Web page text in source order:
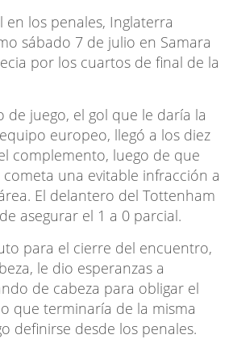
en los penales, Inglaterra
sábado 7 de julio en Samara
por los cuartos de final de la
de juego, el gol que le daría la
europeo, llegó a los diez
complemento, luego de que
cometa una evitable infracción a
El delantero del Tottenham
asegurar el 1 a 0 parcial.
para el cierre del encuentro,
le dio esperanzas a
de cabeza para obligar el
que terminaría de la misma
definirse desde los penales.